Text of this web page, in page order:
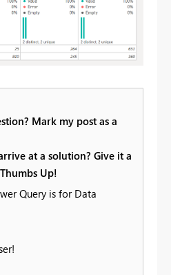
Mark my post as a
at a solution? Give it a
Up!
Query is for Data